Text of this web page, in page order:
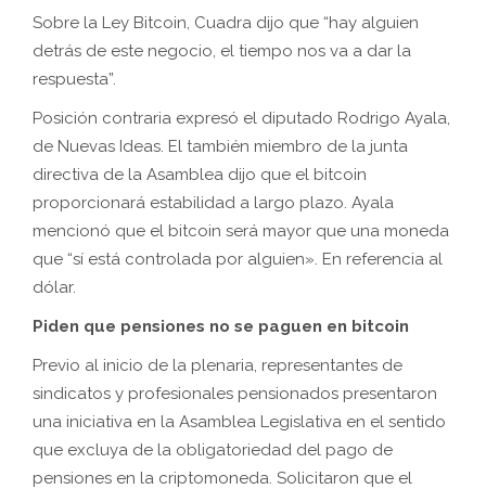
Sobre la Ley Bitcoin, Cuadra dijo que “hay alguien
detrás de este negocio, el tiempo nos va a dar la
respuesta”.
Posición contraria expresó el diputado Rodrigo Ayala,
de Nuevas Ideas. El también miembro de la junta
directiva de la Asamblea dijo que el bitcoin
proporcionará estabilidad a largo plazo. Ayala
mencionó que el bitcoin será mayor que una moneda
que “sí está controlada por alguien». En referencia al
dólar.
Piden que pensiones no se paguen en bitcoin
Previo al inicio de la plenaria, representantes de
sindicatos y profesionales pensionados presentaron
una iniciativa en la Asamblea Legislativa en el sentido
que excluya de la obligatoriedad del pago de
pensiones en la criptomoneda. Solicitaron que el